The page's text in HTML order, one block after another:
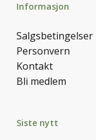
Informasjon
Salgsbetingelser
Personvern
Kontakt
Bli medlem
Siste nytt